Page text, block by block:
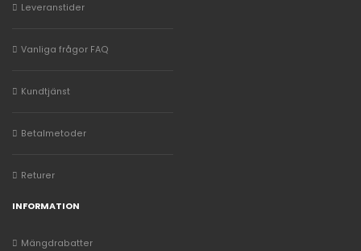
Leveranstider
Vanliga frågor FAQ
Kundtjänst
Betalmetoder
Returer
INFORMATION
Mängdrabatter